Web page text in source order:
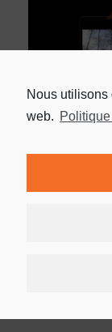
Nous utilisons
web.